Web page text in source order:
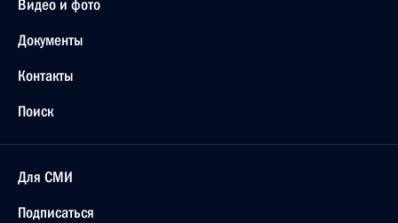
Видео и фото
Документы
Контакты
Поиск
Для СМИ
Подписаться